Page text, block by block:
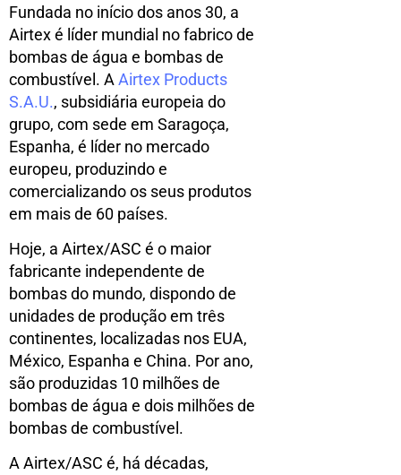
Fundada no início dos anos 30, a
Airtex é líder mundial no fabrico de
bombas de água e bombas de
combustível. A Airtex Products
S.A.U., subsidiária europeia do
grupo, com sede em Saragoça,
Espanha, é líder no mercado
europeu, produzindo e
comercializando os seus produtos
em mais de 60 países.
Hoje, a Airtex/ASC é o maior
fabricante independente de
bombas do mundo, dispondo de
unidades de produção em três
continentes, localizadas nos EUA,
México, Espanha e China. Por ano,
são produzidas 10 milhões de
bombas de água e dois milhões de
bombas de combustível.
A Airtex/ASC é, há décadas,